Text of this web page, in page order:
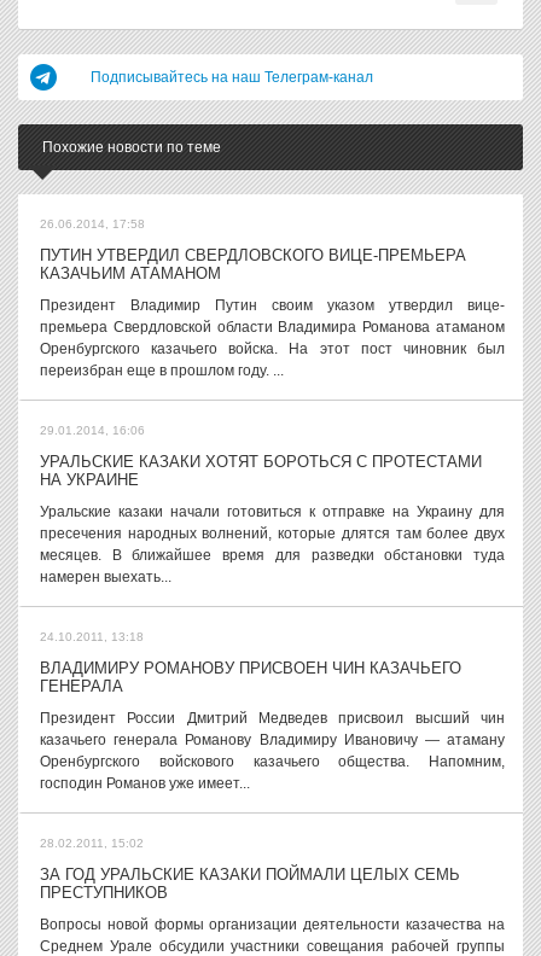
Подписывайтесь на наш Телеграм-канал
Похожие новости по теме
26.06.2014, 17:58
ПУТИН УТВЕРДИЛ СВЕРДЛОВСКОГО ВИЦЕ-ПРЕМЬЕРА
КАЗАЧЬИМ АТАМАНОМ
Президент Владимир Путин своим указом утвердил вице-
премьера Свердловской области Владимира Романова атаманом
Оренбургского казачьего войска. На этот пост чиновник был
переизбран еще в прошлом году. ...
29.01.2014, 16:06
УРАЛЬСКИЕ КАЗАКИ ХОТЯТ БОРОТЬСЯ С ПРОТЕСТАМИ
НА УКРАИНЕ
Уральские казаки начали готовиться к отправке на Украину для
пресечения народных волнений, которые длятся там более двух
месяцев. В ближайшее время для разведки обстановки туда
намерен выехать...
24.10.2011, 13:18
ВЛАДИМИРУ РОМАНОВУ ПРИСВОЕН ЧИН КАЗАЧЬЕГО
ГЕНЕРАЛА
Президент России Дмитрий Медведев присвоил высший чин
казачьего генерала Романову Владимиру Ивановичу — атаману
Оренбургского войскового казачьего общества. Напомним,
господин Романов уже имеет...
28.02.2011, 15:02
ЗА ГОД УРАЛЬСКИЕ КАЗАКИ ПОЙМАЛИ ЦЕЛЫХ СЕМЬ
ПРЕСТУПНИКОВ
Вопросы новой формы организации деятельности казачества на
Среднем Урале обсудили участники совещания рабочей группы